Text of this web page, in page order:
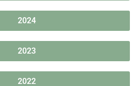
2024
2023
2022